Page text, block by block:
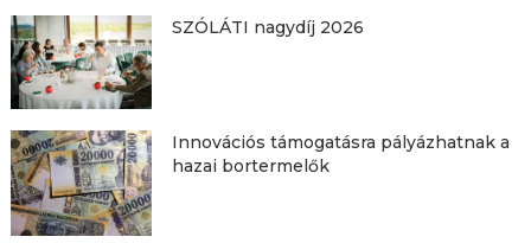
SZÓLÁTI nagydíj 2026
Innovációs támogatásra pályázhatnak a
hazai bortermelők